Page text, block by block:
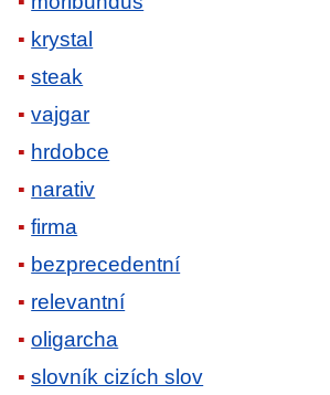
krystal
steak
vajgar
hrdobce
narativ
firma
bezprecedentní
relevantní
oligarcha
slovník cizích slov